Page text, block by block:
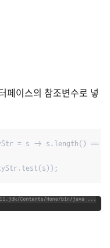
페이스의 참조변수로 넣
= s -> s.length() ==